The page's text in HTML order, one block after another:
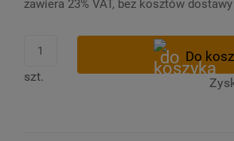
zawiera 23% VAT, bez kosztów dostawy
szt.